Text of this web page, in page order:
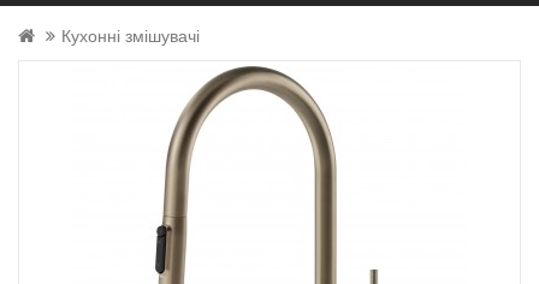
Кухонні змішувачі